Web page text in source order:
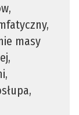
masy